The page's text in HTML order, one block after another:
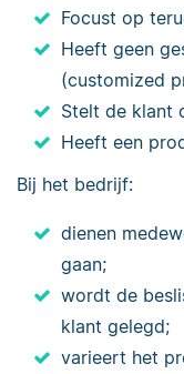
Focust op
Heeft geen
(customized
Stelt de klant
Heeft een
Bij het bedrijf:
dienen
gaan;
wordt de
klant gelegd;
varieert het